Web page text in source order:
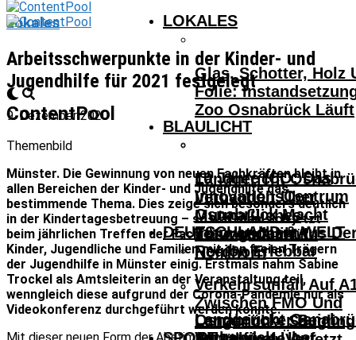
ContentPool
LOKALES
Glas, Schotter, Holz
Folie:
Zoo Osnabrück Läuft
10 Jahre ICO: Das
InnovationsCentrum
Osnabrück Macht
Innovationen Aus
Region Erlebbar
Landgericht
BLAULICHT
Landgericht
Verhandelt Über
Mutmaßliches
Tötungsdelikt In
Nordhorn
Osnabrücker Beim
DEUTSCHLAND & WELT
Verkehrsunfall Auf
Zwischen FMO Und
Lengerich –
Lokales
Arbeitsschwerpunkte in der Kinder- und
Jugendhilfe für 2021 festgelegt
9. Dezember 2020
Themenbild
Münster. Die Gewinnung von neuen Fachkräften bleibt in
allen Bereichen der Kinder- und Jugendhilfe das
bestimmende Thema. Dies zeige sich besonders deutlich
in der Kindertagesbetreuung – so war man sich jetzt
beim jährlichen Treffen der Fachleute vom Amt für
Kinder, Jugendliche und Familien mit den freien Trägern
der Jugendhilfe in Münster einig. Erstmals nahm Sabine
Trockel als Amtsleiterin an der Veranstaltung teil,
wenngleich diese aufgrund der Corona-Pandemie nur als
Videokonferenz durchgeführt werden konnte.
Mit dieser neuen Form der Abstimmung aller